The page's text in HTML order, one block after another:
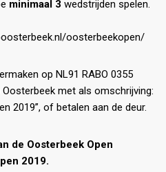
minimaal 3 wedstrijden spelen.
oosterbeekopen/
op NL91 RABO 0355
met als omschrijving:
2019”, of betalen aan de deur.
de Oosterbeek Open
2019.